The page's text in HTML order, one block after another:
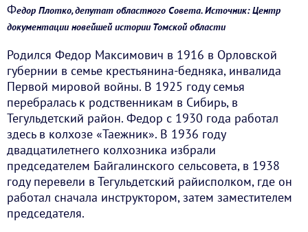
Федор Плотко, депутат областного Совета. Источник: Центр
документации новейшей истории Томской области
Родился Федор Максимович в 1916 в Орловской
губернии в семье крестьянина-бедняка, инвалида
Первой мировой войны. В 1925 году семья
перебралась к родственникам в Сибирь, в
Тегульдетский район. Федор с 1930 года работал
здесь в колхозе «Таежник». В 1936 году
двадцатилетнего колхозника избрали
председателем Байгалинского сельсовета, в 1938
году перевели в Тегульдетский райисполком, где он
работал сначала инструктором, затем заместителем
председателя.